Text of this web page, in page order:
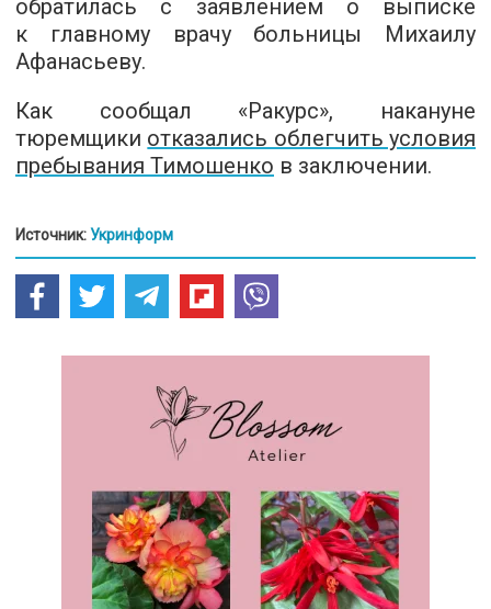
обратилась с заявлением о выписке
к главному врачу больницы Михаилу
Афанасьеву.
Как сообщал «Ракурс», накануне
тюремщики отказались облегчить условия
пребывания Тимошенко в заключении.
Источник: Укринформ